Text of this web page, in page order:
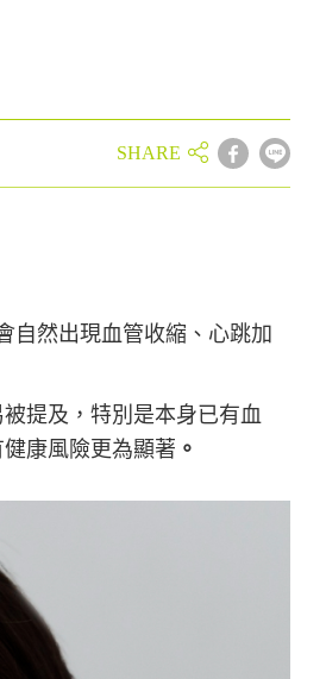
自然出現血管收縮、心跳加
提及，特別是本身已有血
康風險更為顯著 。